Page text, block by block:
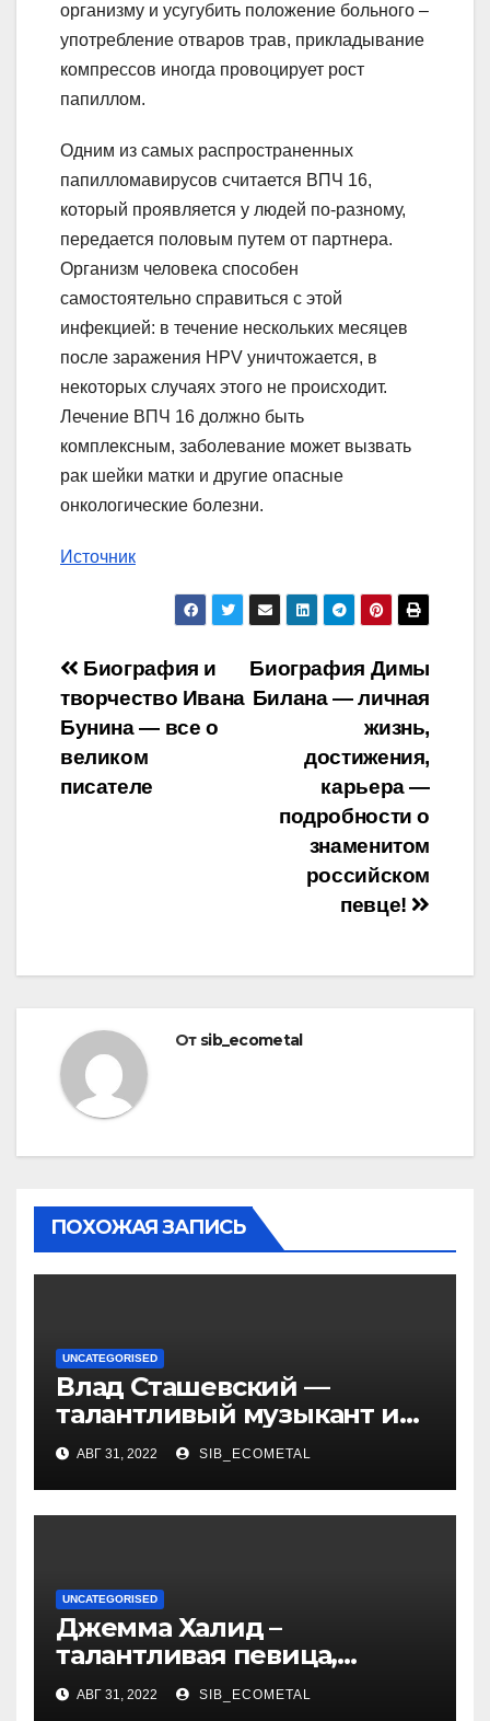
организму и усугубить положение больного –
употребление отваров трав, прикладывание
компрессов иногда провоцирует рост
папиллом.
Одним из самых распространенных
папилломавирусов считается ВПЧ 16,
который проявляется у людей по-разному,
передается половым путем от партнера.
Организм человека способен
самостоятельно справиться с этой
инфекцией: в течение нескольких месяцев
после заражения HPV уничтожается, в
некоторых случаях этого не происходит.
Лечение ВПЧ 16 должно быть
комплексным, заболевание может вызвать
рак шейки матки и другие опасные
онкологические болезни.
Источник
Навигация
по
записям
Биография Димы
Билана — личная
жизнь,
достижения,
карьера —
подробности о
знаменитом
российском
певце!
Биография и
творчество Ивана
Бунина — все о
великом
писателе
От sib_ecometal
ПОХОЖАЯ ЗАПИСЬ
UNCATEGORISED
Влад Сташевский —
талантливый музыкант и
певец, чья биография и
личная жизнь
вдохновляют!
АВГ 31, 2022 SIB_ECOMETAL
UNCATEGORISED
Джемма Халид –
талантливая певица,
музыкант и автор песен со
смыслом
АВГ 31, 2022 SIB_ECOMETAL